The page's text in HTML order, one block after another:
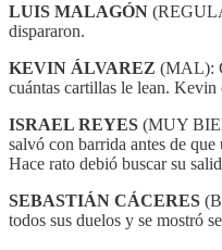
LUIS MALAGÓN
dispararon.
KEVIN ÁLVAREZ (MAL):
cuántas cartillas le lean. Kevin
ISRAEL REYES (MUY
salvó con barrida antes de
Hace rato debió buscar su
SEBASTIÁN CÁCERES
todos sus duelos y se mostró